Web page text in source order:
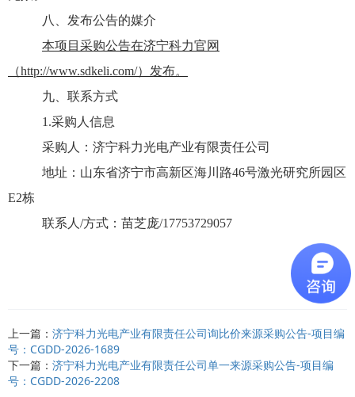
八、发布公告的媒介
本项目采购公告在济宁科力官网
（http://www.sdkeli.com/）发布。
九、联系方式
1.采购人信息
采购人： 济宁科力光电产业有限责任公司
地址： 山东省济宁市高新区海川路46号激光研究所园区
E2栋
联系人 /方式 ： 苗芝庞/17753729057
上一篇： 济宁科力光电产业有限责任公司询比价来源采购公告-项目编
号：CGDD-2026-1689
下一篇： 济宁科力光电产业有限责任公司单一来源采购公告-项目编
号：CGDD-2026-2208